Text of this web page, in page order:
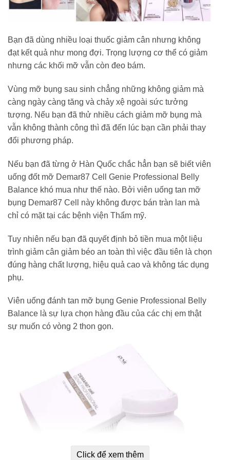
Bạn đã dùng nhiều loại thuốc giảm cân nhưng không
đạt kết quả như mong đợi. Trọng lượng cơ thể có giảm
nhưng các khối mỡ vẫn còn đeo bám.
Vùng mỡ bụng sau sinh chẳng những không giảm mà
càng ngày càng tăng và chảy xệ ngoài sức tưởng
tượng. Nếu bạn đã thử nhiều cách giảm mỡ bụng mà
vẫn không thành công thì đã đến lúc bạn cần phải thay
đổi phương pháp.
Nếu bạn đã từng ở Hàn Quốc chắc hẳn bạn sẽ biết viên
uống đốt mỡ Demar87 Cell Genie Professional Belly
Balance khó mua như thế nào. Bởi viên uống tan mỡ
bụng Demar87 Cell này không được bán tràn lan mà
chỉ có mặt tại các bệnh viện Thẩm mỹ.
Tuy nhiên nếu bạn đã quyết định bỏ tiền mua một liệu
trình giảm cân giảm béo an toàn thì việc đầu tiên là chọn
đúng hàng chất lượng, hiệu quả cao và không tác dụng
phụ.
Viên uống đánh tan mỡ bụng Genie Professional Belly
Balance là sự lựa chọn hàng đầu của các chị em thật
sự muốn có vòng 2 thon gọn.
Click để xem thêm